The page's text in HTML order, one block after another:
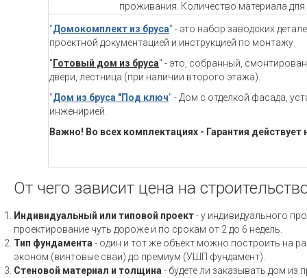
проживания. Количество материала
"Домокомплект из бруса" - это набор заводских
проектной документацией и инструкцией по монтажу.
" Готовый дом из бруса" - это, собранный,
двери, лестница (при наличии второго этажа).
"Дом из бруса "Под ключ" - Дом с отделкой фасада,
инженирией.
Важно! Во всех комплектациях - Гарантия действует
От чего зависит цена на
Индивидуальный или типовой проект- у индивидуального
проектирование чуть дороже и по срокам от 2 до 6 недель.
Тип фундамента - один и тот же объект можно построить на
эконом (винтовые сваи) до премиум (УШП фундамент).
Стеновой материал и толщина - будете ли заказывать дом из